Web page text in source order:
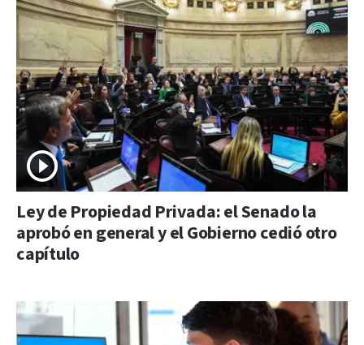
Ley de Propiedad Privada: el Senado la
aprobó en general y el Gobierno cedió otro
capítulo